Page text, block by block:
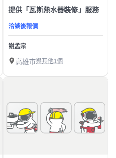
提供「瓦斯熱水器裝修」服務
洽談後報價
謝孟宗
高雄市與其他1個